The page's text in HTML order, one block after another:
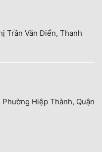
Trần Văn Điển, Thanh
Hiệp Thành, Quận